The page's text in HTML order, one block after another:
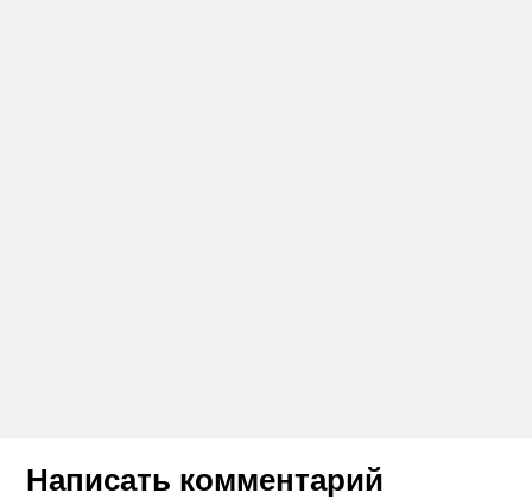
Написать комментарий